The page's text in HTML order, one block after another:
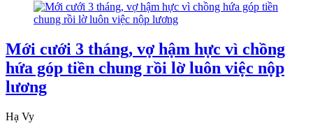
Mới cưới 3 tháng, vợ hậm hực vì chồng
hứa góp tiền chung rồi lờ luôn việc nộp
lương
Hạ Vy